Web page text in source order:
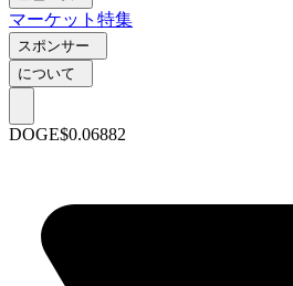
マーケット 特集
スポンサー
について
DOGE$0.06882